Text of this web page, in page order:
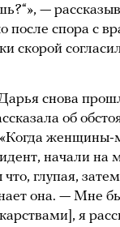
—
после спора с
скорой
снова
об
женщины-
начали на
глупая,
она. — Мне
я